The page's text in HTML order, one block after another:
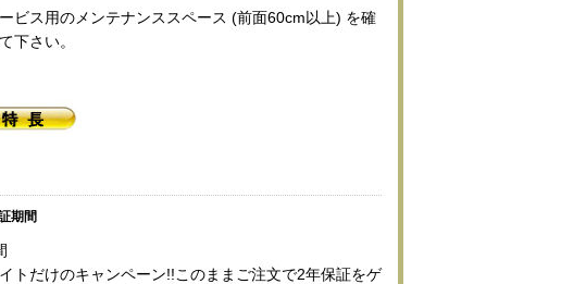
ビス用のメンテナンススペース (前面60cm以上) を確
下さい。
期間
トだけのキャンペーン!!このままご注文で2年保証をゲ